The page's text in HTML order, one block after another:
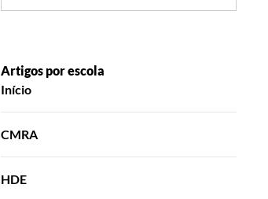
Artigos por escola
Início
CMRA
HDE